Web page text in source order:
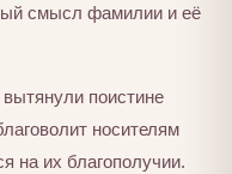
смысл фамилии и её
поистине
носителям
на их благополучии.